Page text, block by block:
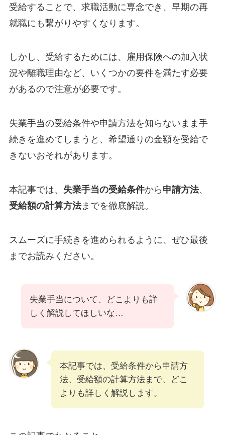
受給することで、求職活動に専念でき、早期の再
就職にも繋がりやすくなります。
しかし、受給するためには、雇用保険への加入状
況や離職理由など、いくつかの要件を満たす必要
があるので注意が必要です。
失業手当の受給条件や申請方法を知らないまま手
続きを進めてしまうと、希望通りの金額を受給で
きないおそれがあります。
本記事では、 失業手当の受給条件から 申請方法、
受給額の計算方法までを徹底解説。
スムーズに手続きを進められるように、ぜひ最後
までお読みください。
失業手当について、どこよりも詳
しく解説してほしいな…
本記事では、受給条件から申請方
法、受給額の計算方法まで、どこ
よりも詳しく解説します。